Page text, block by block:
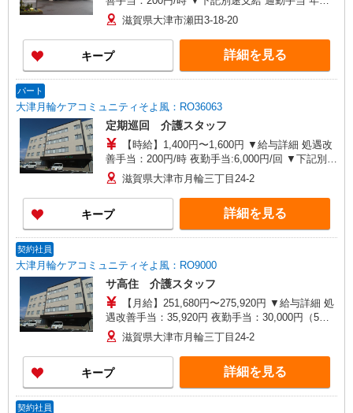
年始手当：380円/時 寸志あり：年2回（6月・12
月） ※業績による ※処遇改善手当は試用期間中(3
ヶ月)は支給なし
滋賀県大津市瀬田3-18-20
キープ 詳細を見る
パート
大津月輪ケアコミュニティそよ風：RO36063
定期巡回 介護スタッフ
【時給】1,400円〜1,600円 ▼給与詳細 処遇改
善手当：200円/時 夜勤手当:6,000円/回 ▼下記別途
支給 通勤手当 年末年始手当：380円/時 寸志あ
り：年2回（6月・12月） ※業績による ※処遇改
善手当は試用期間中(3ヶ月)は支給なし
滋賀県大津市月輪三丁目24-2
キープ 詳細を見る
契約社員
大津月輪ケアコミュニティそよ風：RO9000
サ高住 介護スタッフ
【月給】251,680円〜275,920円 ▼給与詳細 処
遇改善手当：35,920円 夜勤手当：30,000円（5回
分） ※6回目以降は1回6,000円支給 ▼下記別途支
給 通勤手当 年末年始手当：380円/時 寸志あり：
年2回（6月・12月） ※業績による 特別報酬：平
均41.1万円（最高額82.9万円） ※2025年6月支給
実績 ※処遇改善手当は試用期間中(3ヶ月)は支給な
滋賀県大津市月輪三丁目24-2
キープ 詳細を見る
契約社員